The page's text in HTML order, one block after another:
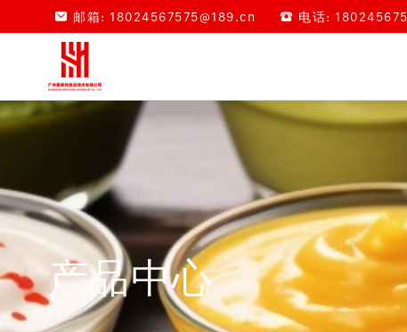
 邮箱: 18024567575@189.cn  电话:
产品中心